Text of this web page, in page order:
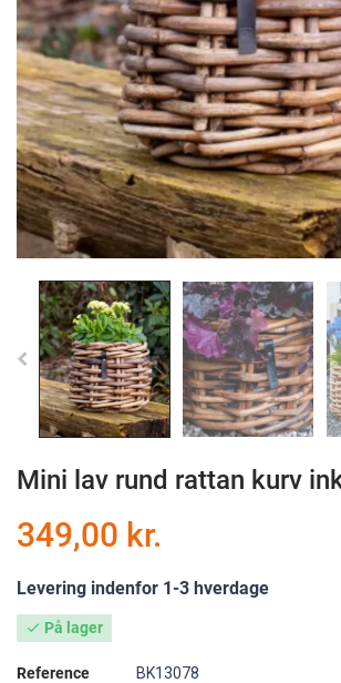
Mini lav rund rattan kurv
349,00 kr.
Levering indenfor 1-3 hverdage
 På lager
Reference BK13078